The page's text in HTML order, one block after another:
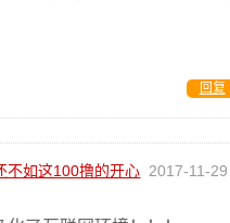
回复
不如这100撸的开心 2017-11-